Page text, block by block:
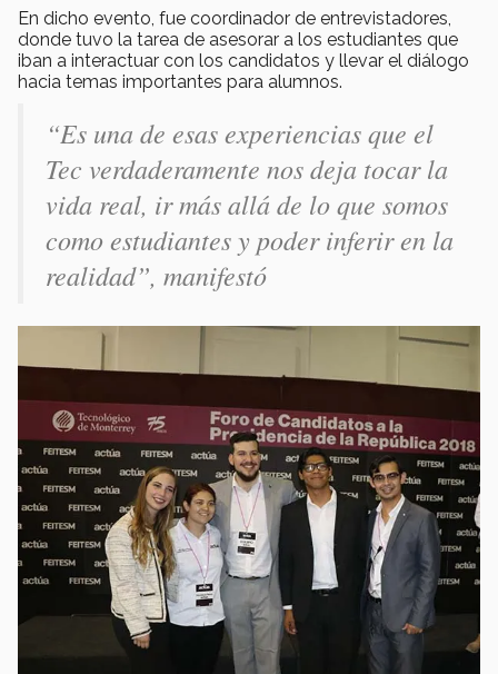
En dicho evento, fue coordinador de entrevistadores,
donde tuvo la tarea de asesorar a los estudiantes que
iban a interactuar con los candidatos y llevar el diálogo
hacia temas importantes para alumnos.
“Es una de esas experiencias que el
Tec verdaderamente nos deja tocar la
vida real, ir más allá de lo que somos
como estudiantes y poder inferir en la
realidad”, manifestó